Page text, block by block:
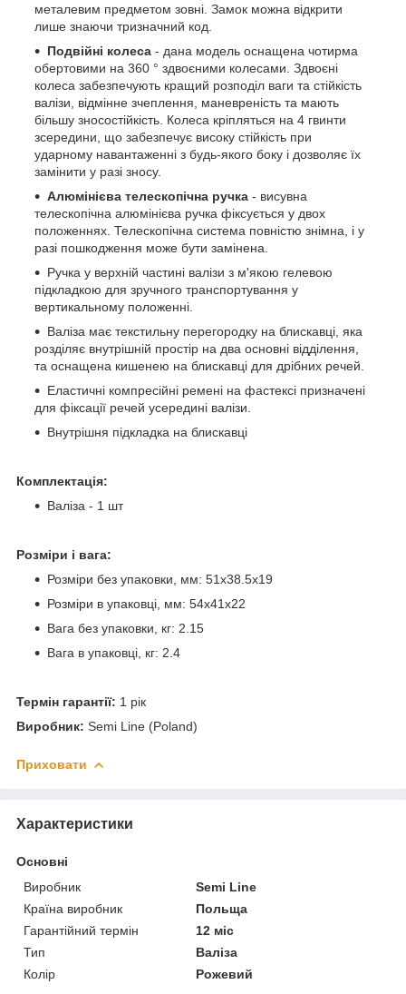
металевим предметом зовні. Замок можна відкрити
лише знаючи тризначний код.
Подвійні колеса - дана модель оснащена чотирма
обертовими на 360 ° здвоєними колесами. Здвоєні
колеса забезпечують кращий розподіл ваги та стійкість
валізи, відмінне зчеплення, маневреність та мають
більшу зносостійкість. Колеса кріпляться на 4 гвинти
зсередини, що забезпечує високу стійкість при
ударному навантаженні з будь-якого боку і дозволяє їх
замінити у разі зносу.
Алюмінієва телескопічна ручка - висувна
телескопічна алюмінієва ручка фіксується у двох
положеннях. Телескопічна система повністю знімна, і у
разі пошкодження може бути замінена.
Ручка у верхній частині валізи з м'якою гелевою
підкладкою для зручного транспортування у
вертикальному положенні.
Валіза має текстильну перегородку на блискавці, яка
розділяє внутрішній простір на два основні відділення,
та оснащена кишенею на блискавці для дрібних речей.
Еластичні компресійні ремені на фастексі призначені
для фіксації речей усередині валізи.
Внутрішня підкладка на блискавці
Комплектація:
Валіза - 1 шт
Розміри і вага:
Розміри без упаковки, мм: 51x38.5x19
Розміри в упаковці, мм: 54x41x22
Вага без упаковки, кг: 2.15
Вага в упаковці, кг: 2.4
Термін гарантії: 1 рік
Виробник: Semi Line (Poland)
Приховати
Характеристики
Основні
Виробник
Semi Line
Країна виробник
Польща
Гарантійний термін
12 міс
Тип
Валіза
Колір
Рожевий